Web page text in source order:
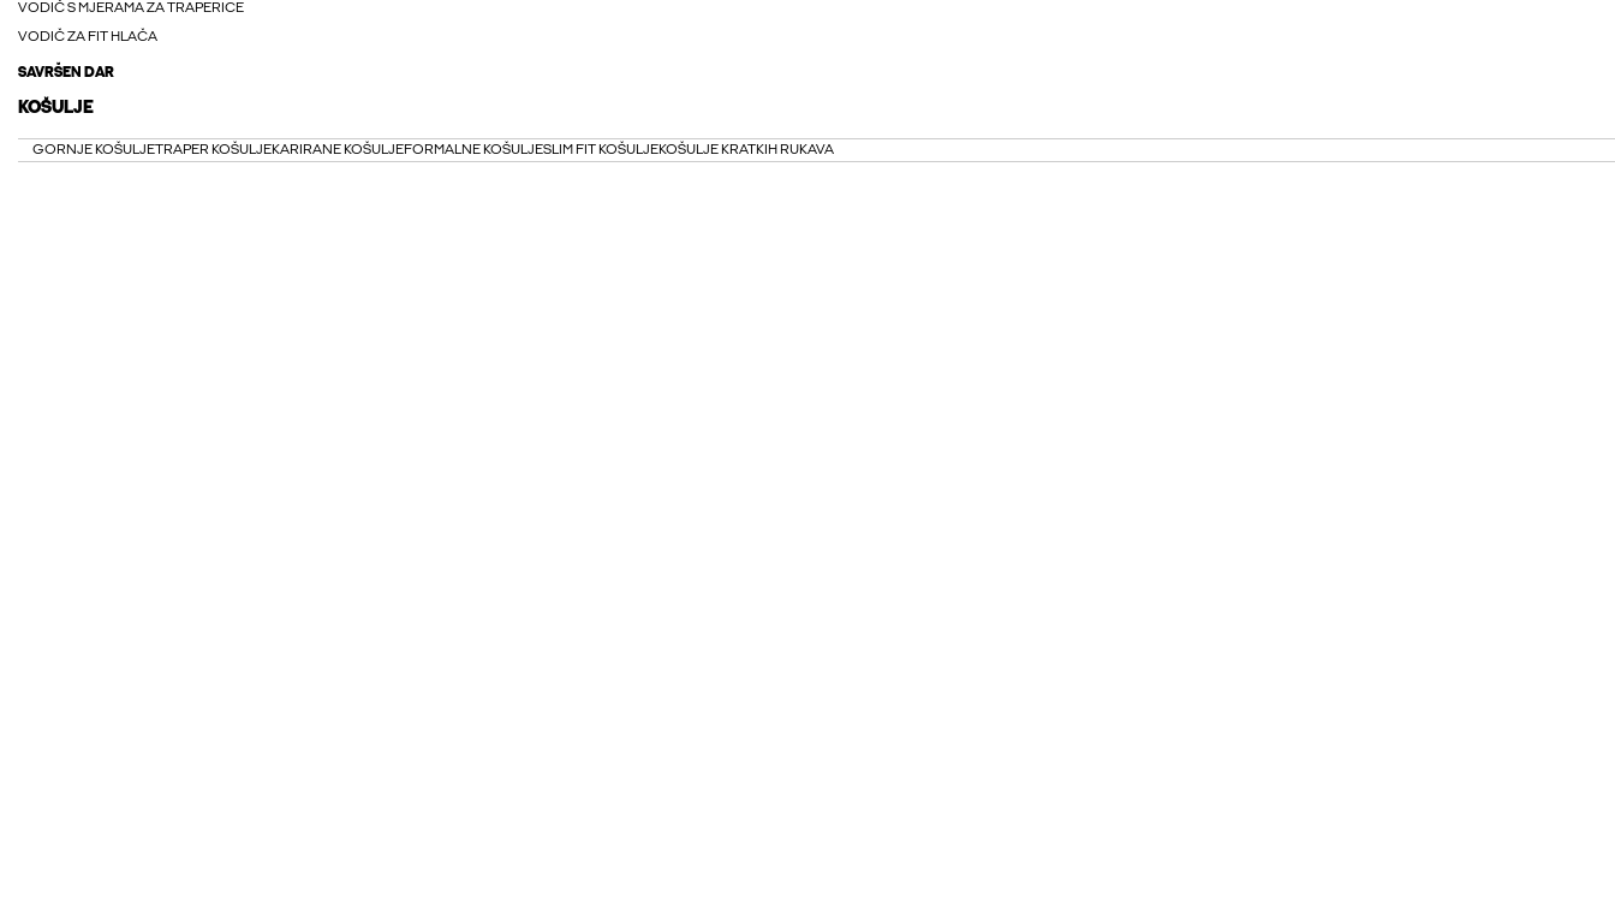
VODIČ S MJERAMA ZA TRAPERICE
VODIČ ZA FIT HLAČA
SAVRŠEN DAR
KOŠULJE
GORNJE KOŠULJETRAPER KOŠULJEKARIRANE KOŠULJEFORMALNE KOŠULJESLIM FIT KOŠULJEKOŠULJE KRATKIH RUKAVA